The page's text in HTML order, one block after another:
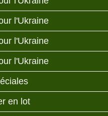
l'Ukraine
l'Ukraine
l'Ukraine
en lot